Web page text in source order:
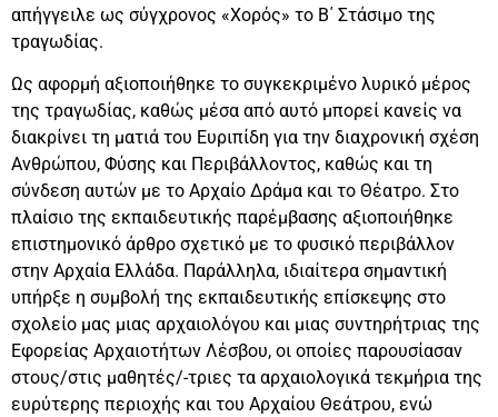
απήγγειλε ως σύγχρονος «Χορός» το Β΄ Στάσιμο της
τραγωδίας.
Ως αφορμή αξιοποιήθηκε το συγκεκριμένο λυρικό μέρος
της τραγωδίας, καθώς μέσα από αυτό μπορεί κανείς να
διακρίνει τη ματιά του Ευριπίδη για την διαχρονική σχέση
Ανθρώπου, Φύσης και Περιβάλλοντος, καθώς και τη
σύνδεση αυτών με το Αρχαίο Δράμα και το Θέατρο. Στο
πλαίσιο της εκπαιδευτικής παρέμβασης αξιοποιήθηκε
επιστημονικό άρθρο σχετικό με το φυσικό περιβάλλον
στην Αρχαία Ελλάδα. Παράλληλα, ιδιαίτερα σημαντική
υπήρξε η συμβολή της εκπαιδευτικής επίσκεψης στο
σχολείο μας μιας αρχαιολόγου και μιας συντηρήτριας της
Εφορείας Αρχαιοτήτων Λέσβου, οι οποίες παρουσίασαν
στους/στις μαθητές/-τριες τα αρχαιολογικά τεκμήρια της
ευρύτερης περιοχής και του Αρχαίου Θεάτρου, ενώ